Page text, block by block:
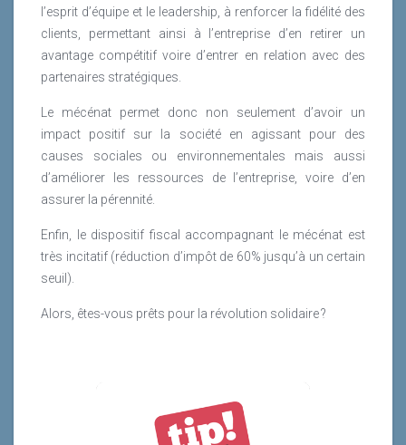
l’esprit d’équipe et le leadership, à renforcer la fidélité des
clients, permettant ainsi à l’entreprise d’en retirer un
avantage compétitif voire d’entrer en relation avec des
partenaires stratégiques.
Le mécénat permet donc non seulement d’avoir un
impact positif sur la société en agissant pour des
causes sociales ou environnementales mais aussi
d’améliorer les ressources de l’entreprise, voire d’en
assurer la pérennité.
Enfin, le dispositif fiscal accompagnant le mécénat est
très incitatif (réduction d’impôt de 60% jusqu’à un certain
seuil).
Alors, êtes-vous prêts pour la révolution solidaire ?